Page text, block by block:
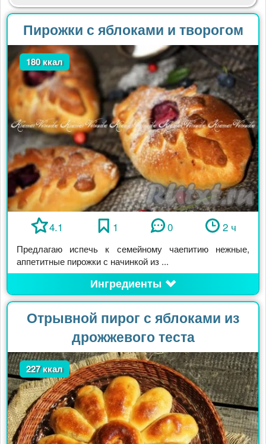
Пирожки с яблоками и творогом
180 ккал
4.1 1 0 2 ч
Предлагаю испечь к семейному чаепитию нежные,
аппетитные пирожки с начинкой из ...
Ингредиенты
Отрывной пирог с яблоками из
дрожжевого теста
227 ккал